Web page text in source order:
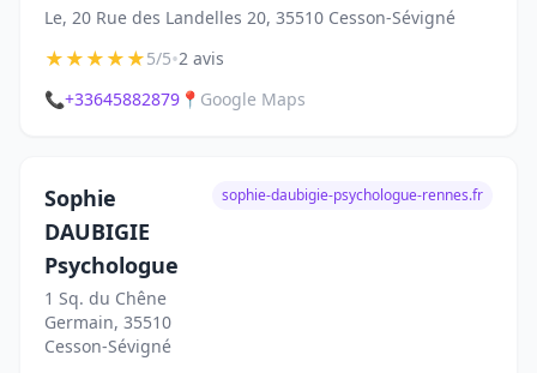
Le, 20 Rue des Landelles 20, 35510 Cesson-Sévigné
★★★★★5/5•2 avis
📞+33645882879 📍 Google Maps
Sophie
DAUBIGIE
Psychologue
1 Sq. du Chêne
Germain, 35510
Cesson-Sévigné
sophie-daubigie-psychologue-rennes.fr